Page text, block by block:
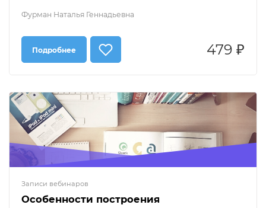
Фурман Наталья Геннадьевна
Подробнее 479 ₽
Записи вебинаров
Особенности построения